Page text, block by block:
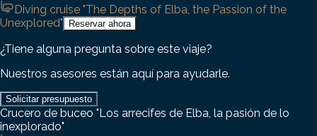
Diving cruise "The Depths of Elba, the Passion of the
Unexplored"
Reservar ahora
¿Tiene alguna pregunta sobre este viaje?
Nuestros asesores están aquí para ayudarle.
Solicitar presupuesto
Crucero de buceo "Los arrecifes de Elba, la pasión de lo
inexplorado"